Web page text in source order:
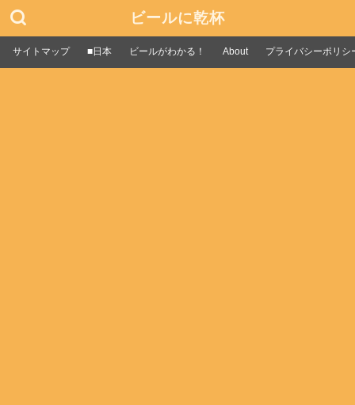
ビールに乾杯
サイトマップ ■日本 ビールがわかる！ About プライバシーポリシ